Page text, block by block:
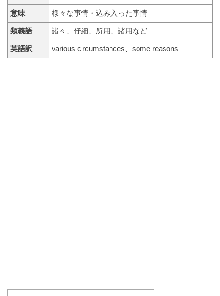
意味 様々な事情・込み入った事情
類義語 諸々、仔細、所用、諸用など
英語訳 various circumstances、some reasons